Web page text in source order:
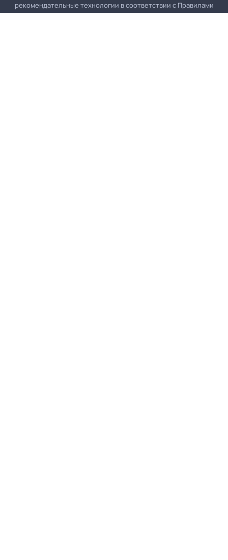
рекомендательные технологии в соответствии с Правилами